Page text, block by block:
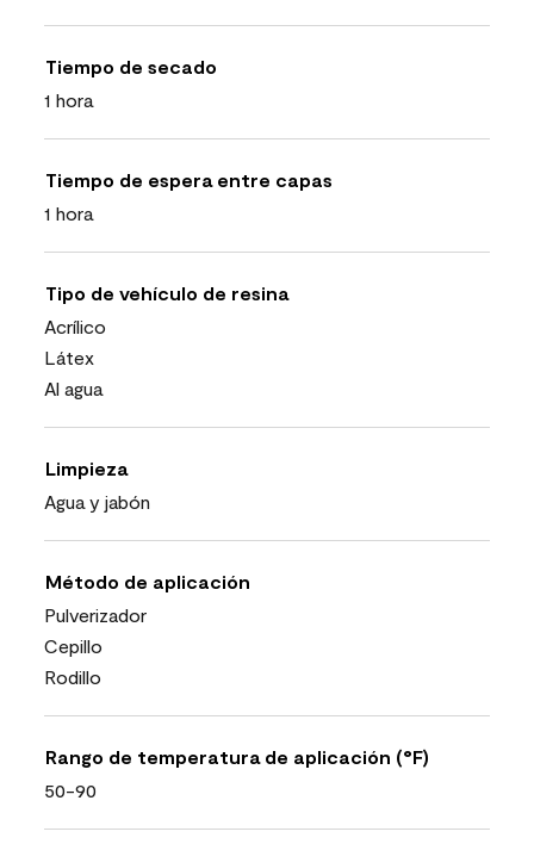
Tiempo de secado
1 hora
Tiempo de espera entre capas
1 hora
Tipo de vehículo de resina
Acrílico
Látex
Al agua
Limpieza
Agua y jabón
Método de aplicación
Pulverizador
Cepillo
Rodillo
Rango de temperatura de aplicación (°F)
50-90